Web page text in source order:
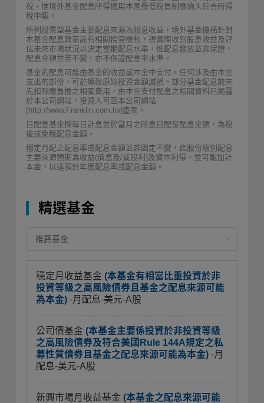
稅。惟境外基金配息所得適用本國最低稅負制應納入綜合所得
稅申報。
所列股票型基金主要配息來源為股息收益，境外基金機構針對
本基金配息政策設有相關控管機制，視實際收到股息收益及評
估未來市場狀況以決定當期配息水準，惟配息發放並非保證，
配息金額並非不變，亦不保證配息率水準。
基金的配息可能由基金的收益或本金中支付。任何涉及由本金
支出的部份，可能導致原始投資金額減損。部分基金配息前未
先扣除應負擔之相關費用，由本金支付配息之相關資料已揭露
於本公司網站，投資人可至本公司網站
(http://www.Franklin.com.tw)查閱。
日配息基金採每日計息並於當月之除息日配發配息金額，為稅
後或免稅配息金額。
穩定月配之配息率或配息金額並非固定不變，此股份級別配息
主要來源預期為收益(債息及/或股利)及資本利得，並可能加計
本金，以達預計年度配息率或配息金額。
精選基金
穩定月收益基金 (本基金有相當比重投資於非
投資等級之高風險債券且基金之配息來源可能
為本金) -月配息-美元-A股
公司債基金 (本基金主要係投資於非投資等級
之高風險債券及符合美國Rule 144A規定之私
募性質債券且基金之配息來源可能為本金) -月
配息-美元-A股
新興市場月收益基金 (本基金之配息來源可能